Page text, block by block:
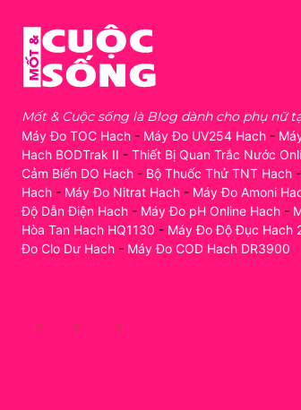
Mốt & Cuộc sống là Blog dành cho phụ nữ
Máy Đo TOC Hach - Máy Đo UV254 Hach -
Hach BODTrak II - Thiết Bị Quan Trắc Nước
Cảm Biến DO Hach - Bộ Thuốc Thử TNT Hach -
Hach - Máy Đo Nitrat Hach - Máy Đo Amoni
Độ Dẫn Điện Hach - Máy Đo pH Online Hach -
Hòa Tan Hach HQ1130 - Máy Đo Độ Đục Hach
Đo Clo Dư Hach - Máy Đo COD Hach DR3900